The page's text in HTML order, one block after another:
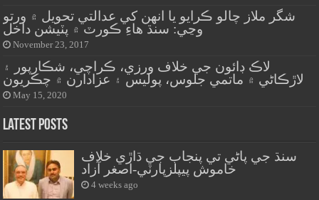
شگر ملاز چالو ڪرايو يا انهن کي عدالتي تحويل ۾ ورتو
وڃي: سنڌ هاءِ ڪورٽ ۾ پٽيشن داخل
November 23, 2017
لاڪ ڊائون جي خلاف ورزي، ڪراچي، شڪارپور ۽
لاڙڪاڻي ۾ ماتمي جلوس، پوليس ۽ عزادارن ۾ چڪريون
May 15, 2020
Latest Posts
سنڌ جي پاڻي تي پنجاب جي ڌاڙي خلاف
خاموش پيپلزپارٽي-اصغر آزاد
4 weeks ago